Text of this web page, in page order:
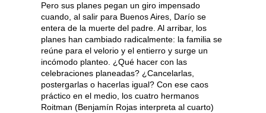
Pero sus planes pegan un giro impensado
cuando, al salir para Buenos Aires, Darío se
entera de la muerte del padre. Al arribar, los
planes han cambiado radicalmente: la familia se
reúne para el velorio y el entierro y surge un
incómodo planteo. ¿Qué hacer con las
celebraciones planeadas? ¿Cancelarlas,
postergarlas o hacerlas igual? Con ese caos
práctico en el medio, los cuatro hermanos
Roitman (Benjamín Rojas interpreta al cuarto)